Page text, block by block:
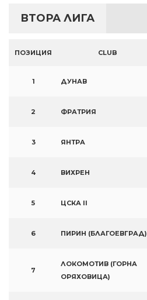
ВТОРА ЛИГА
ПОЗИЦИЯ CLUB
1 ДУНАВ
2 ФРАТРИЯ
3 ЯНТРА
4 ВИХРЕН
5 ЦСКА II
6 ПИРИН (БЛАГОЕВГРАД)
7
ЛОКОМОТИВ (ГОРНА
ОРЯХОВИЦА)